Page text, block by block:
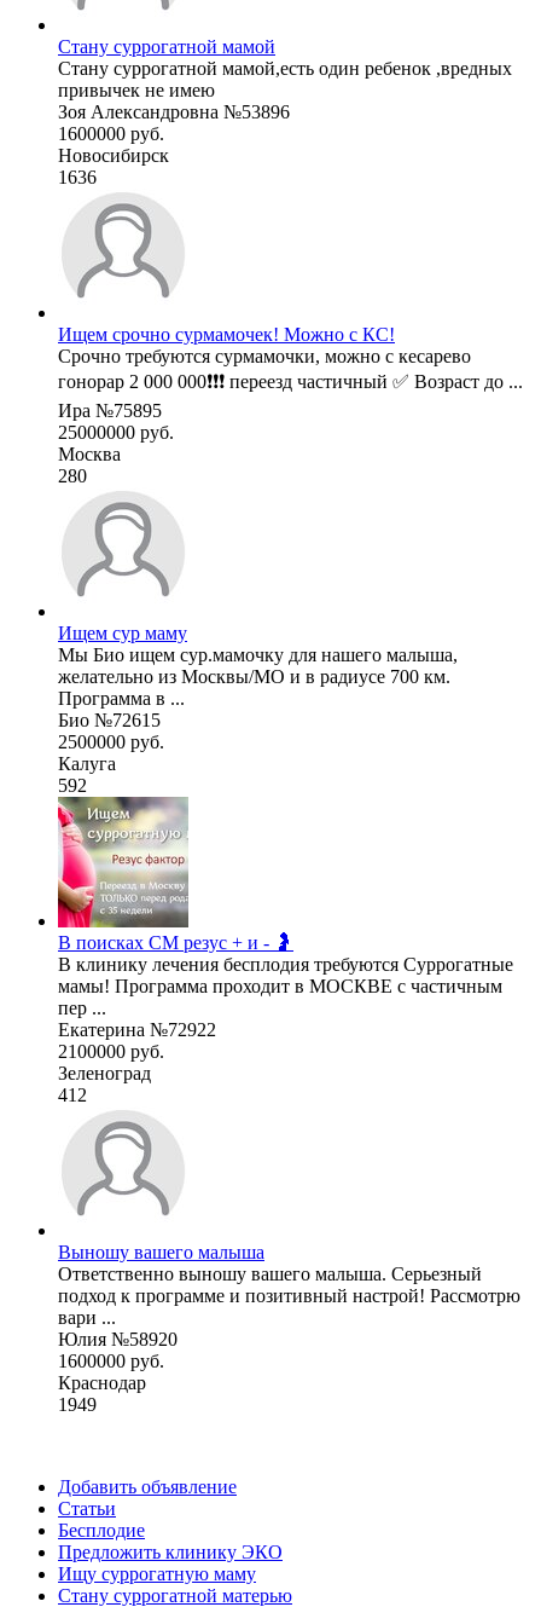
Стану суррогатной мамой
Стану суррогатной мамой,есть один ребенок ,вредных
привычек не имею
Зоя Александровна №53896
1600000 руб.
Новосибирск
1636
Ищем срочно сурмамочек! Можно с КС!
Срочно требуются сурмамочки, можно с кесарево
гонорар 2 000 000❗❗❗ переезд частичный ✅ Возраст до ...
Ира №75895
25000000 руб.
Москва
280
Ищем сур маму
Мы Био ищем сур.мамочку для нашего малыша,
желательно из Москвы/МО и в радиусе 700 км.
Программа в ...
Био №72615
2500000 руб.
Калуга
592
В поисках СМ резус + и - 🤰
В клинику лечения бесплодия требуются Суррогатные
мамы! Программа проходит в МОСКВЕ с частичным
пер ...
Екатерина №72922
2100000 руб.
Зеленоград
412
Выношу вашего малыша
Ответственно выношу вашего малыша. Серьезный
подход к программе и позитивный настрой! Рассмотрю
вари ...
Юлия №58920
1600000 руб.
Краснодар
1949
Добавить объявление
Статьи
Бесплодие
Предложить клинику ЭКО
Ищу суррогатную маму
Стану суррогатной матерью